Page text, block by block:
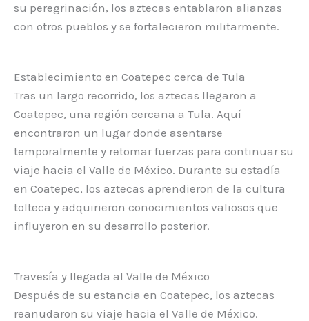
su peregrinación, los aztecas entablaron alianzas
con otros pueblos y se fortalecieron militarmente.
Establecimiento en Coatepec cerca de Tula
Tras un largo recorrido, los aztecas llegaron a
Coatepec, una región cercana a Tula. Aquí
encontraron un lugar donde asentarse
temporalmente y retomar fuerzas para continuar su
viaje hacia el Valle de México. Durante su estadía
en Coatepec, los aztecas aprendieron de la cultura
tolteca y adquirieron conocimientos valiosos que
influyeron en su desarrollo posterior.
Travesía y llegada al Valle de México
Después de su estancia en Coatepec, los aztecas
reanudaron su viaje hacia el Valle de México.